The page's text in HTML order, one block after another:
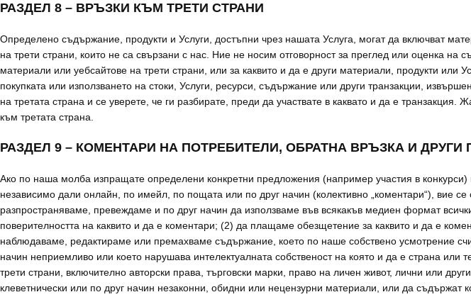
РАЗДЕЛ 8 – ВРЪЗКИ КЪМ ТРЕТИ СТРАНИ
Определено съдържание, продукти и Услуги, достъпни чрез нашата Услуга, могат да включват
на трети страни, които не са свързани с нас. Ние не носим отговорност за преглед или оценка
материали или уебсайтове на трети страни, или за каквито и да е други материали, продукти
покупката или използването на стоки, Услуги, ресурси, съдържание или други транзакции,
на третата страна и се уверете, че ги разбирате, преди да участвате в каквато и да е
към третата страна.
РАЗДЕЛ 9 – КОМЕНТАРИ НА ПОТРЕБИТЕЛИ, ОБРАТНА ВРЪЗКА И
Ако по наша молба изпращате определени конкретни предложения (например участия в
независимо дали онлайн, по имейл, по пощата или по друг начин (колективно „коментари“), вие
разпространяваме, превеждаме и по друг начин да използваме във всякакъв медиен формат
поверителността на каквито и да е коментари; (2) да плащаме обезщетение за каквито и да е
наблюдаваме, редактираме или премахваме съдържание, което по наше собствено усмотрение
начин неприемливо или което нарушава интелектуалната собственост на която и да е страна
трети страни, включително авторски права, търговски марки, право на личен живот, лични или
клеветнически или по друг начин незаконни, обидни или нецензурни материали, или да